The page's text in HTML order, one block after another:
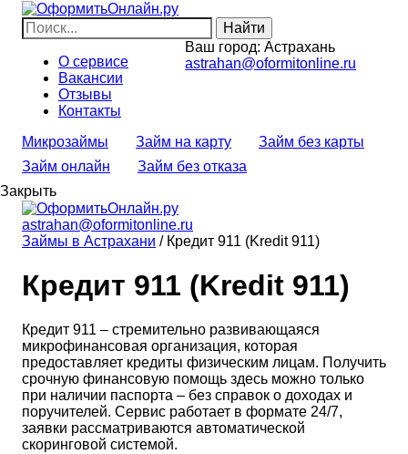
О сервисе
Вакансии
Отзывы
Контакты
Ваш город:Астрахань
astrahan@oformitonline.ru
Микрозаймы Займ на карту
Займ без карты
Займ онлайн
Займ без отказа
Закрыть
astrahan@oformitonline.ru
Займы в Астрахани / Кредит 911 (Kredit 911)
Кредит 911 (Kredit 911)
Кредит 911 – стремительно развивающаяся
микрофинансовая организация, которая
предоставляет кредиты физическим лицам. Получить
срочную финансовую помощь здесь можно только
при наличии паспорта – без справок о доходах и
поручителей. Сервис работает в формате 24/7,
заявки рассматриваются автоматической
скоринговой системой.